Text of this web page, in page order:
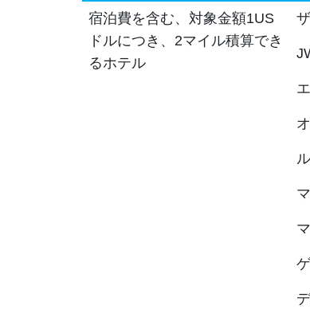
宿泊費を含む、対象金額1US
ドルにつき、2マイル積算でき
るホテル